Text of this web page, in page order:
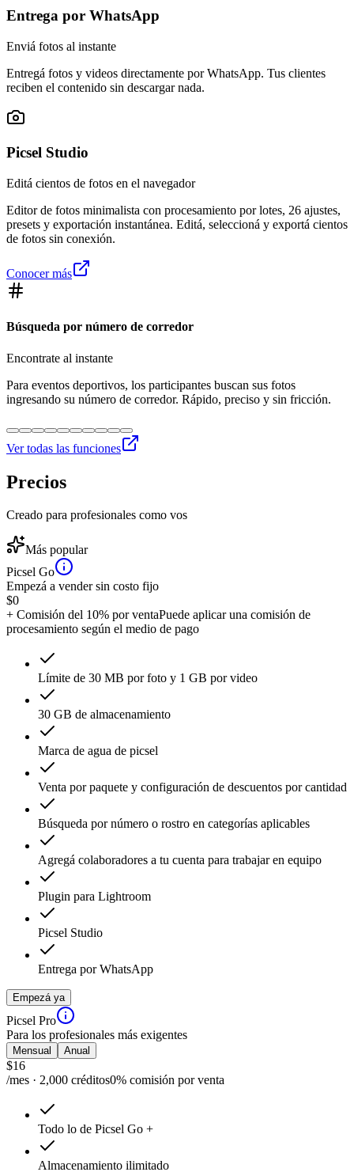
Entrega por WhatsApp
Enviá fotos al instante
Entregá fotos y videos directamente por WhatsApp. Tus clientes
reciben el contenido sin descargar nada.
Picsel Studio
Editá cientos de fotos en el navegador
Editor de fotos minimalista con procesamiento por lotes, 26 ajustes,
presets y exportación instantánea. Editá, seleccioná y exportá cientos
de fotos sin conexión.
Conocer más
Búsqueda por número de corredor
Encontrate al instante
Para eventos deportivos, los participantes buscan sus fotos
ingresando su número de corredor. Rápido, preciso y sin fricción.
Ver todas las funciones
Precios
Creado para profesionales como vos
Más popular
Picsel Go
Empezá a vender sin costo fijo
$0
+ Comisión del 10% por ventaPuede aplicar una comisión de
procesamiento según el medio de pago
Límite de 30 MB por foto y 1 GB por video
30 GB de almacenamiento
Marca de agua de picsel
Venta por paquete y configuración de descuentos por cantidad
Búsqueda por número o rostro en categorías aplicables
Agregá colaboradores a tu cuenta para trabajar en equipo
Plugin para Lightroom
Picsel Studio
Entrega por WhatsApp
Empezá ya
Picsel Pro
Para los profesionales más exigentes
Mensual Anual
$16
/mes · 2,000 créditos0% comisión por venta
Todo lo de Picsel Go +
Almacenamiento ilimitado